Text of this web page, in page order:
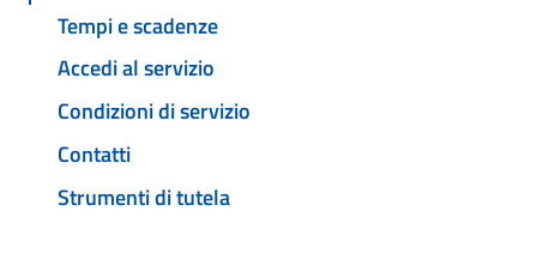
Tempi e scadenze
Accedi al servizio
Condizioni di servizio
Contatti
Strumenti di tutela